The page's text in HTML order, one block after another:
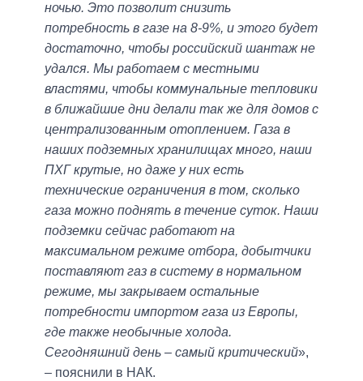
ночью. Это позволит снизить
потребность в газе на 8-9%, и этого будет
достаточно, чтобы российский шантаж не
удался. Мы работаем с местными
властями, чтобы коммунальные тепловики
в ближайшие дни делали так же для домов с
централизованным отоплением. Газа в
наших подземных хранилищах много, наши
ПХГ крутые, но даже у них есть
технические ограничения в том, сколько
газа можно поднять в течение суток. Наши
подземки сейчас работают на
максимальном режиме отбора, добытчики
поставляют газ в систему в нормальном
режиме, мы закрываем остальные
потребности импортом газа из Европы,
где также необычные холода.
Сегодняшний день – самый критический»,
– пояснили в НАК.